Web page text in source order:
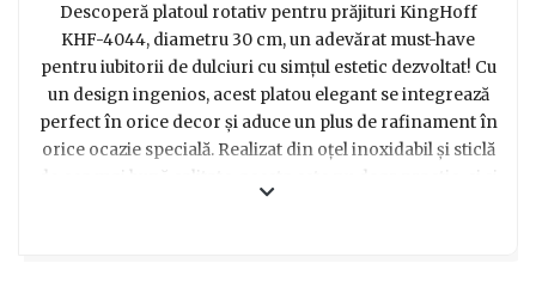
Descoperă platoul rotativ pentru prăjituri KingHoff
KHF-4044, diametru 30 cm, un adevărat must-have
pentru iubitorii de dulciuri cu simțul estetic dezvoltat! Cu
un design ingenios, acest platou elegant se integrează
perfect în orice decor și aduce un plus de rafinament în
orice ocazie specială. Realizat din oțel inoxidabil și sticlă
de cea mai bună calitate, acesta este nu doar practic, ci și